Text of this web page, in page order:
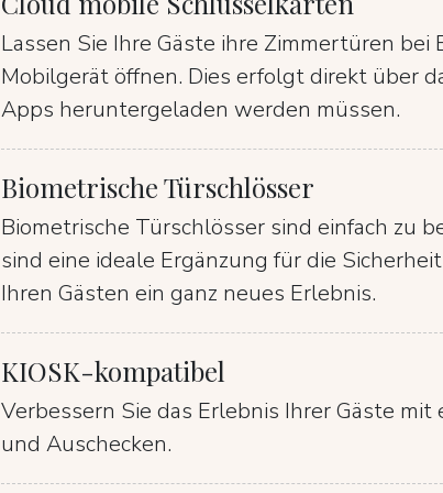
Lassen Sie Ihre Gäste ihre Zimmertüren bei
Mobilgerät öffnen. Dies erfolgt direkt über
Apps heruntergeladen werden müssen.
Biometrische Türschlösser
Biometrische Türschlösser sind einfach zu
sind eine ideale Ergänzung für die
Ihren Gästen ein ganz neues Erlebnis.
KIOSK-kompatibel
Verbessern Sie das Erlebnis Ihrer Gäste
und Auschecken.